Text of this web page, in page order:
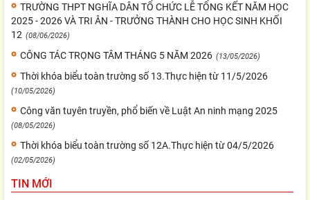
TRƯỜNG THPT NGHĨA DÂN TỔ CHỨC LỄ TỔNG KẾT NĂM HỌC
2025 - 2026 VÀ TRI ÂN - TRƯỞNG THÀNH CHO HỌC SINH KHỐI
12 (08/06/2026)
CÔNG TÁC TRỌNG TÂM THÁNG 5 NĂM 2026 (13/05/2026)
Thời khóa biểu toàn trường số 13.Thực hiện từ 11/5/2026
(10/05/2026)
Công văn tuyên truyền, phổ biến về Luật An ninh mạng 2025
(08/05/2026)
Thời khóa biểu toàn trường số 12A.Thực hiện từ 04/5/2026
(02/05/2026)
TIN MỚI